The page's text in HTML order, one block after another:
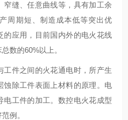
窄缝、任意曲线等，具有加工余
周期短、制造成本低等突出优
的应用，目前国内外的电火花线
数的60%以上。
工件之间的火花通电时，所产生
蚀除工件表面上材料的原理。电
电工件的加工。数控电火花成型
例。